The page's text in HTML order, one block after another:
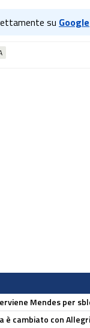
su Google
Mendes per
è cambiato con